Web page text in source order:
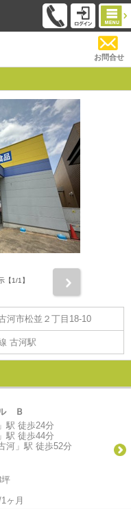
お問合せ
【1/1】
河市松並２丁目18-10
古河駅
Ｂ
駅 徒歩24分
駅 徒歩44分
河」駅 徒歩52分
ヶ月